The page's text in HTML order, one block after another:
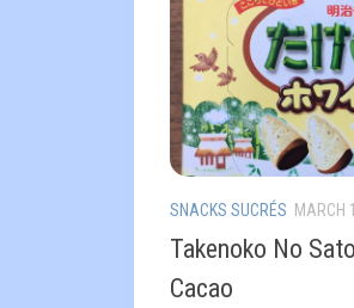
SNACKS SUCRÉS MARCH
Takenoko No
Cacao